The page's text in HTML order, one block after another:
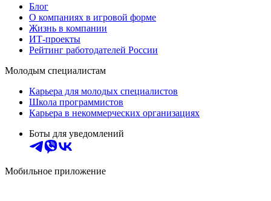
Блог
О компаниях в игровой форме
Жизнь в компании
ИТ-проекты
Рейтинг работодателей России
Молодым специалистам
Карьера для молодых специалистов
Школа программистов
Карьера в некоммерческих организациях
Боты для уведомлений
Мобильное приложение